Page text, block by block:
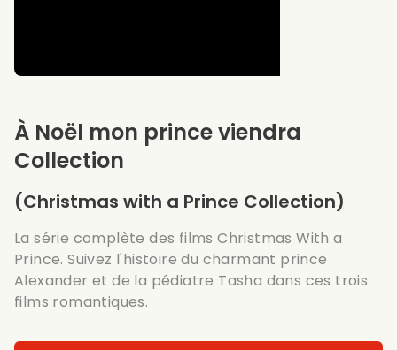
À Noël mon prince viendra
Collection
(Christmas with a Prince Collection)
La série complète des films Christmas With a
Prince. Suivez l'histoire du charmant prince
Alexander et de la pédiatre Tasha dans ces trois
films romantiques.